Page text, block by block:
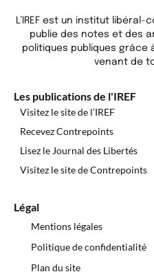
L’IREF est un institut
publie des notes et des
politiques publiques grâce
venant de
Les publications de l'IREF
Visitez le site de l’IREF
Recevez Contrepoints
Lisez le Journal des Libertés
Visitez le site de Contrepoints
Légal
Mentions légales
Politique de confidentialité
Plan du site